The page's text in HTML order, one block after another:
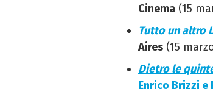
Cinema (15
Tutto un altro
Aires (15
Dietro le
Enrico Brizzi e